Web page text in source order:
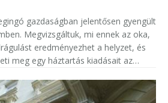
gazdaságban jelentősen gyengült
Megvizsgáltuk, mi ennek az oka,
eredményezhet a helyzet, és
meg egy háztartás kiadásait az